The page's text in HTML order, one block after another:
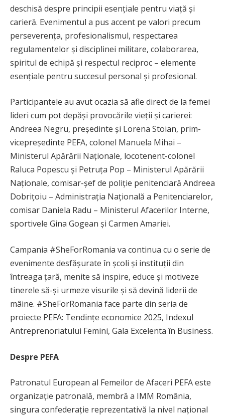
deschisă despre principii esențiale pentru viață și
carieră. Evenimentul a pus accent pe valori precum
perseverența, profesionalismul, respectarea
regulamentelor și disciplinei militare, colaborarea,
spiritul de echipă și respectul reciproc – elemente
esențiale pentru succesul personal și profesional.
Participantele au avut ocazia să afle direct de la femei
lideri cum pot depăși provocările vieții și carierei:
Andreea Negru, președinte și Lorena Stoian, prim-
vicepreședinte PEFA, colonel Manuela Mihai –
Ministerul Apărării Naționale, locotenent-colonel
Raluca Popescu și Petruța Pop – Ministerul Apărării
Naționale, comisar-șef de poliție penitenciară Andreea
Dobrițoiu – Administrația Națională a Penitenciarelor,
comisar Daniela Radu – Ministerul Afacerilor Interne,
sportivele Gina Gogean și Carmen Amariei.
Campania #SheForRomania va continua cu o serie de
evenimente desfășurate în școli și instituții din
întreaga țară, menite să inspire, educe și motiveze
tinerele să-și urmeze visurile și să devină liderii de
mâine. #SheForRomania face parte din seria de
proiecte PEFA: Tendințe economice 2025, Indexul
Antreprenoriatului Femini, Gala Excelenta în Business.
Despre PEFA
Patronatul European al Femeilor de Afaceri PEFA este
organizație patronală, membră a IMM România,
singura confederație reprezentativă la nivel național